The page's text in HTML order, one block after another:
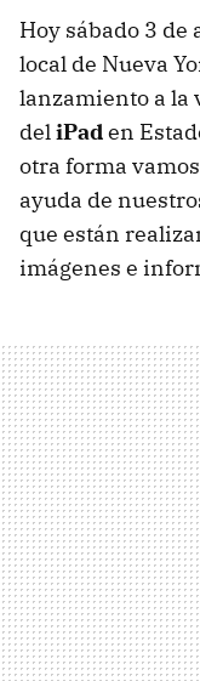
Hoy sábado 3 de
local de Nueva
lanzamiento a la
deliPaden
otra forma
ayuda de
que están
imágenes e